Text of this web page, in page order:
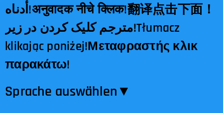
أدناه!अनुवादक नीचे क्लिक!翻译点击下面！
مترجم کلیک کردن در زیر!Tłumacz
klikając poniżej!Μεταφραστής κλικ
παρακάτω!
Sprache auswählen​▼